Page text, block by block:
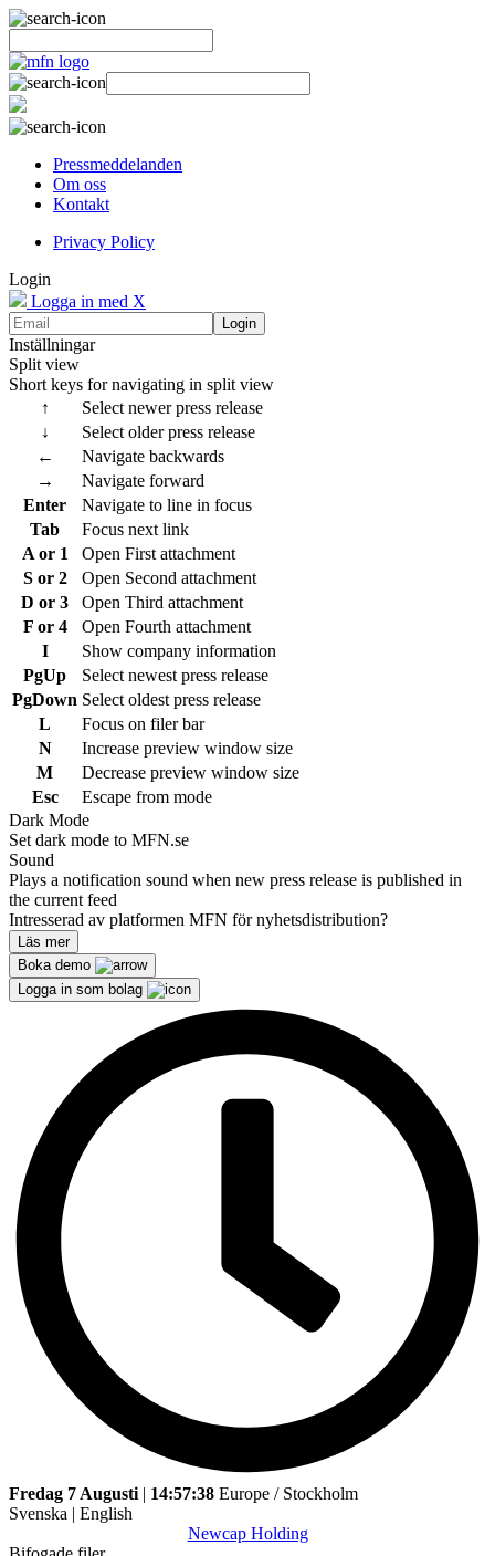
Pressmeddelanden
Om oss
Kontakt
Privacy Policy
Login
Logga in med X
Login
Inställningar
Split view
Short keys for navigating in split view
↑
Select newer press release
↓
Select older press release
←
Navigate backwards
→
Navigate forward
Enter
Navigate to line in focus
Tab
Focus next link
A or 1
Open First attachment
S or 2
Open Second attachment
D or 3
Open Third attachment
F or 4
Open Fourth attachment
I
Show company information
PgUp
Select newest press release
PgDown Select oldest press release
L
Focus on filer bar
N
Increase preview window size
M
Decrease preview window size
Esc
Escape from mode
Dark Mode
Set dark mode to MFN.se
Sound
Plays a notification sound when new press release is published in
the current feed
Intresserad av platformen MFN för nyhetsdistribution?
Läs mer
Boka demo
Logga in som bolag
Fredag 7 Augusti | 14:57:38 Europe / Stockholm
Svenska | English
Newcap Holding